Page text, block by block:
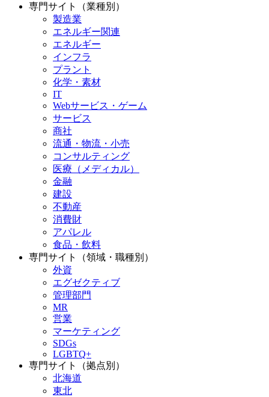
専門サイト（業種別）
製造業
エネルギー関連
エネルギー
インフラ
プラント
化学・素材
IT
Webサービス・ゲーム
サービス
商社
流通・物流・小売
コンサルティング
医療（メディカル）
金融
建設
不動産
消費財
アパレル
食品・飲料
専門サイト（領域・職種別）
外資
エグゼクティブ
管理部門
MR
営業
マーケティング
SDGs
LGBTQ+
専門サイト（拠点別）
北海道
東北